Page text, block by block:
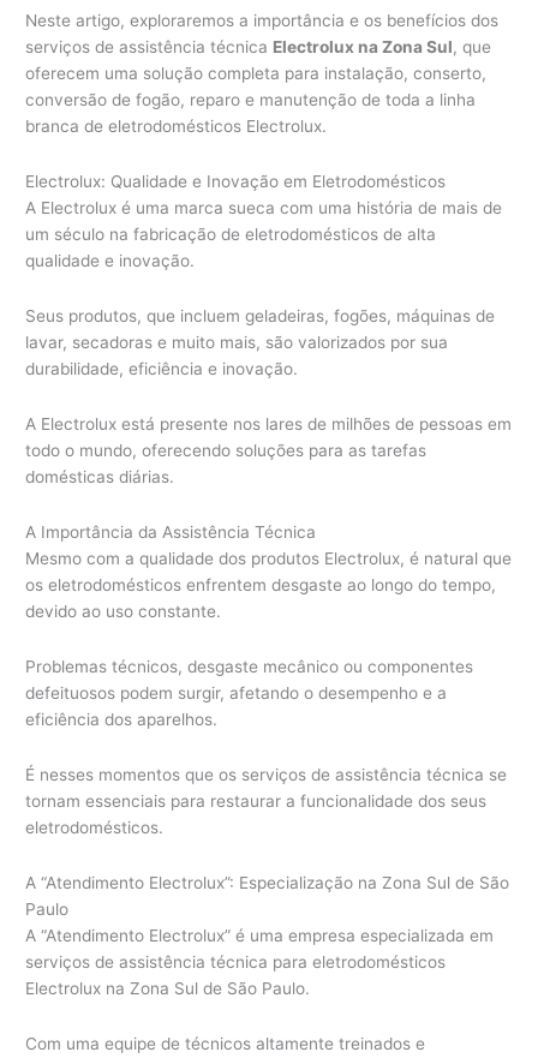
Neste artigo, exploraremos a importância e os benefícios dos
serviços de assistência técnica Electrolux na Zona Sul, que
oferecem uma solução completa para instalação, conserto,
conversão de fogão, reparo e manutenção de toda a linha
branca de eletrodomésticos Electrolux.
Electrolux: Qualidade e Inovação em Eletrodomésticos
A Electrolux é uma marca sueca com uma história de mais de
um século na fabricação de eletrodomésticos de alta
qualidade e inovação.
Seus produtos, que incluem geladeiras, fogões, máquinas de
lavar, secadoras e muito mais, são valorizados por sua
durabilidade, eficiência e inovação.
A Electrolux está presente nos lares de milhões de pessoas em
todo o mundo, oferecendo soluções para as tarefas
domésticas diárias.
A Importância da Assistência Técnica
Mesmo com a qualidade dos produtos Electrolux, é natural que
os eletrodomésticos enfrentem desgaste ao longo do tempo,
devido ao uso constante.
Problemas técnicos, desgaste mecânico ou componentes
defeituosos podem surgir, afetando o desempenho e a
eficiência dos aparelhos.
É nesses momentos que os serviços de assistência técnica se
tornam essenciais para restaurar a funcionalidade dos seus
eletrodomésticos.
A “Atendimento Electrolux”: Especialização na Zona Sul de São
Paulo
A “Atendimento Electrolux” é uma empresa especializada em
serviços de assistência técnica para eletrodomésticos
Electrolux na Zona Sul de São Paulo.
Com uma equipe de técnicos altamente treinados e